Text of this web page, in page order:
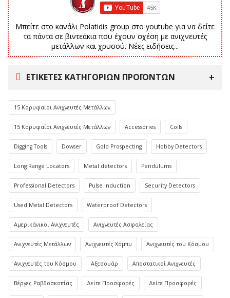
Μπείτε στο κανάλι Polatidis group στο youtube για να δείτε
τα πάντα σε βιντεάκια που έχουν σχέση με ανιχνευτές
μετάλλων και χρυσού. Νέες ειδήσεις...
ΕΤΙΚΈΤΕΣ ΚΑΤΗΓΟΡΙΏΝ ΠΡΟΪΌΝΤΩΝ
15 Κορυφαίοι Ανιχνευτές Μετάλλων
15 Κορυφαίοι Ανιχνευτές Μετάλλων Accessories Coils
Digging Tools Dowser Gold Prospecting Hobby Detectors
Long Range Locators Metal detectors Pendulums
Professional Detectors Pulse Induction Security Detectors
Used Metal Detectors Waterproof Detectors
Αμερικάνικοι Ανιχνευτές Ανιχνευτές Ασφαλείας
Ανιχνευτές Μετάλλων Ανιχνευτές Χόμπυ Ανιχνευτές του Κόσμου
Ανιχνευτές του Κόσμου Αξεσουάρ Αποστατικοί Ανιχνευτές
Βέργες Ραβδοσκοπίας Δείτε Προσφορές Δείτε Προσφορές